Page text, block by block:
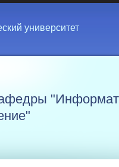
университет